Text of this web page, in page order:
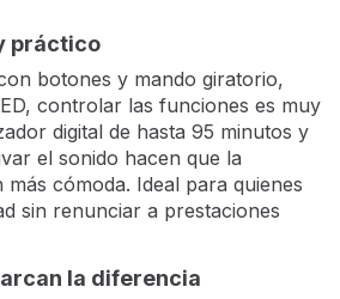
práctico
botones y mando giratorio,
controlar las funciones es muy
digital de hasta 95 minutos y
el sonido hacen que la
cómoda. Ideal para quienes
sin renunciar a prestaciones
la diferencia